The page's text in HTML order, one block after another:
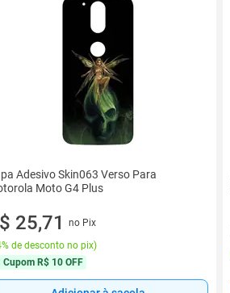
Adesivo Skin063 Verso Para
Moto G4 Plus
25,71
no Pix
de desconto no pix)
Cupom R$ 10 OFF